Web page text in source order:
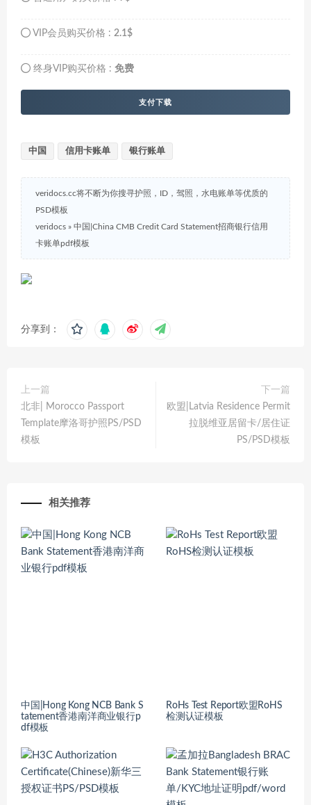
VIP会员购买价格 : 2.1$
终身VIP购买价格 : 免费
支付下载
中国 信用卡账单 银行账单
veridocs.cc将不断为你搜寻护照，ID，驾照，水电账单等优质的
PSD模板
veridocs » 中国|China CMB Credit Card Statement招商银行信用
卡账单pdf模板
分享到：
上一篇
北非| Morocco Passport
Template摩洛哥护照PS/PSD
模板
下一篇
欧盟|Latvia Residence Permit
拉脱维亚居留卡/居住证
PS/PSD模板
相关推荐
中国|Hong Kong NCB Bank S
tatement香港南洋商业银行p
df模板
RoHs Test Report欧盟RoHS
检测认证模板